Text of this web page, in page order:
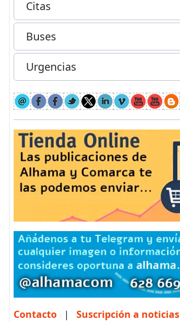
Citas
Buses
Urgencias
Contacto | Suscripción a noticias